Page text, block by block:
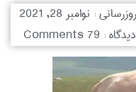
: نوامبر 28, 2021
:
79 Comments